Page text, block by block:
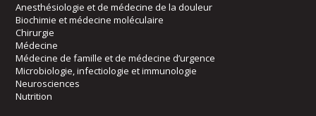
Anesthésiologie et de médecine de la douleur
Biochimie et médecine moléculaire
Chirurgie
Médecine
Médecine de famille et de médecine d’urgence
Microbiologie, infectiologie et immunologie
Neurosciences
Nutrition